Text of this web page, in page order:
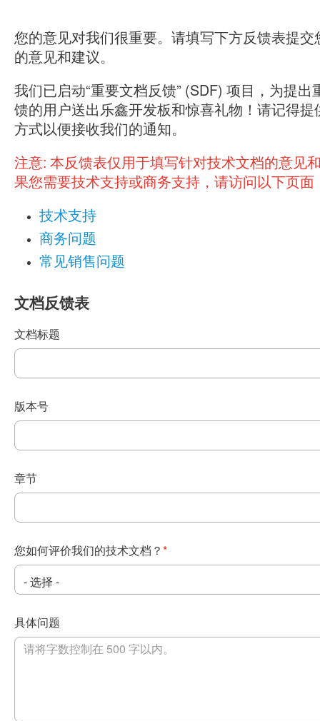
您的意见对我们很重要。请填写下方反馈表提交
的意见和建议。
我们已启动“重要文档反馈” (SDF) 项目，为提出
馈的用户送出乐鑫开发板和惊喜礼物！请记得提
方式以便接收我们的通知。
注意: 本反馈表仅用于填写针对技术文档的意见
果您需要技术支持或商务支持，请访问以下页面
技术支持
商务问题
常见销售问题
文档反馈表
文档标题
版本号
章节
您如何评价我们的技术文档？ *
具体问题